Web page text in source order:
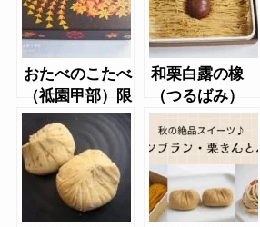
おたべのこたべ
（祗園甲部）限
定パッケージ
和栗白露の橡
（つるばみ）